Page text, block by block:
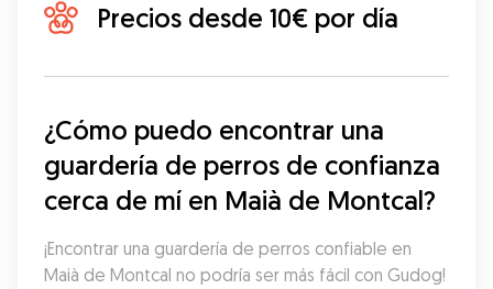
Precios desde 10€ por día
¿Cómo puedo encontrar una
guardería de perros de confianza
cerca de mí en Maià de Montcal?
¡Encontrar una guardería de perros confiable en
Maià de Montcal no podría ser más fácil con Gudog!